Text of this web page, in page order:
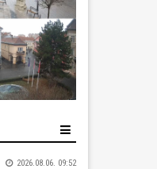
2026.08.06. 09:52